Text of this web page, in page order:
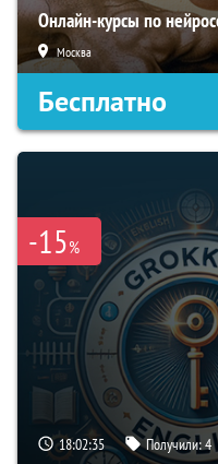
Онлайн-курсы по
Москва
Бесплатно
-15%
18:02:34 Получили:4